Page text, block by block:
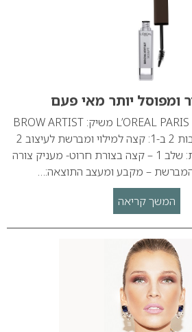
ומפוסל יותר מאי פעם
מותג האיפור הבינלאומי L’OREAL PARIS משיק: BROW ARTIST
SCULPT – מסקרה לגבות 2 ב-1: קצה למילוי ומברשת לעיצוב 2
שלבים לתוצאה מושלמת: שלב 1 – קצה בצורת חרוט- מעניק צורה
המשך קריאה